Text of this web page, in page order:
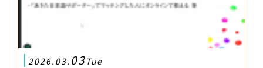
2026.03. 03Tue